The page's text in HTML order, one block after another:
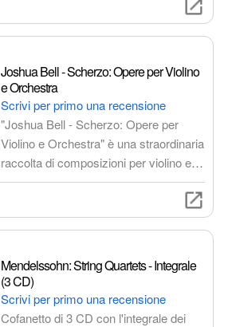
amanti della musica classica e del
Joshua Bell - Scherzo: Opere per Violino
e Orchestra
Scrivi per primo una recensione
"Joshua Bell - Scherzo: Opere per
Violino e Orchestra" è una straordinaria
raccolta di composizioni per violino e
orchestra, che celebra il virtuosismo di
Saint-Saëns, Wieniawski, Chausson,
un'esperienza di ascolto dinamica e
appagante.
Mendelssohn: String Quartets - Integrale
(3 CD)
Scrivi per primo una recensione
Cofanetto di 3 CD con l'integrale dei